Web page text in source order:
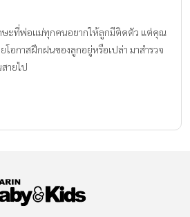
ษะที่พ่อแม่ทุกคนอยากให้ลูกมีติดตัว แต่คุณ
โอกาสฝึกฝนของลูกอยู่หรือเปล่า มาสำรวจ
ายไป